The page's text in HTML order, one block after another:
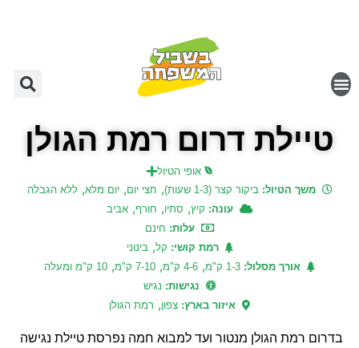
טיילת דרום רמת הגולן
אופי הטיול
משך הטיול:ביקור קצר (1-3 שעות) , חצי יום, יום מלא, ללא הגבלה
עונה: קיץ, סתיו, חורף, אביב
עלות: חינם
רמת קושי: קל, בינוני
אורך מסלול: 1-3 ק"מ , 4-6 ק"מ , 7-10 ק"מ , 10 ק"מ ומעלה
נגישות: נגיש
איזור בארץ: צפון, רמת הגולן
בדרום רמת הגולן מנטור ועד למבוא חמה נפרסת טיילת נגישה